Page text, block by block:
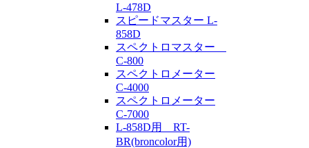
L-478D
スピードマスター L-
858D
スペクトロマスター
C-800
スペクトロメーター
C-4000
スペクトロメーター
C-7000
L-858D用 RT-
BR(broncolor用)